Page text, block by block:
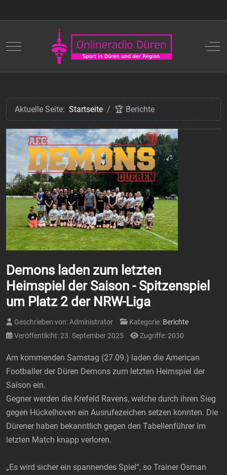
Mobile Menu Toggle Off-
Aktuelle Seite: Startseite 🏆 Berichte
Demons laden zum letzten
Heimspiel der Saison - Spitzenspiel
um Platz 2 der NRW-Liga
Geschrieben von:Administrator Kategorie: Berichte
Veröffentlicht: 23. September 2025
Zugriffe: 2030
Am kommenden Samstag (27.09.) laden die American
Footballer der Düren Demons zum letzten Heimspiel der
Saison ein.
Gegner werden die Krefeld Ravens, welche durch ihren Sieg
gegen Hückelhoven ein Ausrufezeichen setzen konnten. Die
Dürener haben bekanntlich gegen den Tabellenführer im
letzten Match knapp verloren.
„Es wird sicher ein spannendes Spiel“, so Trainer Osman